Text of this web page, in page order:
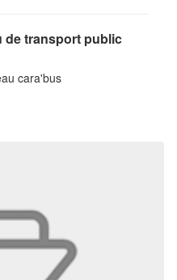
de transport public
cara'bus